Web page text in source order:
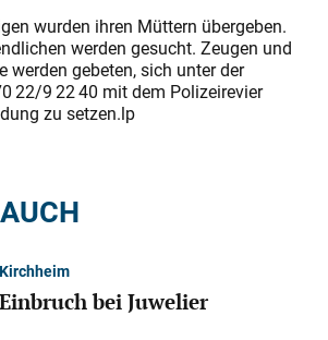
wurden ihren Müttern übergeben.
werden gesucht. Zeugen und
werden gebeten, sich unter der
22/9 22 40 mit dem Polizeirevier
zu setzen.lp
Kirchheim
Einbruch bei Juwelier